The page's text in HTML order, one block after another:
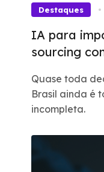
Destaques
IA para
sourcing
Quase toda
Brasil ainda é
incompleta.